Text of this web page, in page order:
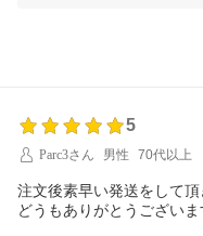
別の商品もお買い上げいた
これからも変わらぬ対応で
またのご注文を心よりお待
ありがとうございます。
【そ】お蕎麦研究会・そば
副店長 さちこ
5
Parc3さん
男性 70代以上
注文後素早い発送をして頂
どうもありがとうござい